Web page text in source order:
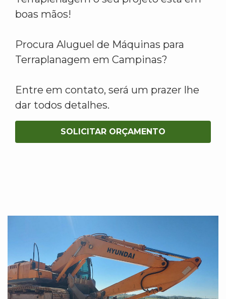
boas mãos!
Procura Aluguel de Máquinas para
Terraplanagem em Campinas?
Entre em contato, será um prazer lhe
dar todos detalhes.
SOLICITAR ORÇAMENTO